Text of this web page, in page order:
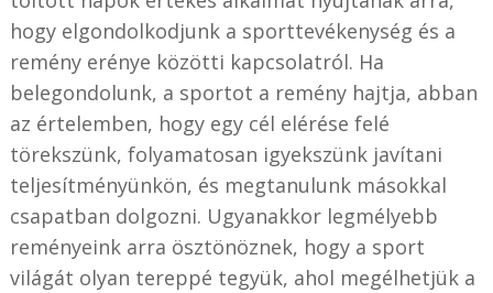
hogy elgondolkodjunk a sporttevékenység és a
remény erénye közötti kapcsolatról. Ha
belegondolunk, a sportot a remény hajtja, abban
az értelemben, hogy egy cél elérése felé
törekszünk, folyamatosan igyekszünk javítani
teljesítményünkön, és megtanulunk másokkal
csapatban dolgozni. Ugyanakkor legmélyebb
reményeink arra ösztönöznek, hogy a sport
világát olyan tereppé tegyük, ahol megélhetjük a